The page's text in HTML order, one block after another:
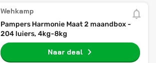
Wehkamp
Pampers Harmonie Maat 2 maandbox -
204 luiers, 4kg-8kg
Naar deal